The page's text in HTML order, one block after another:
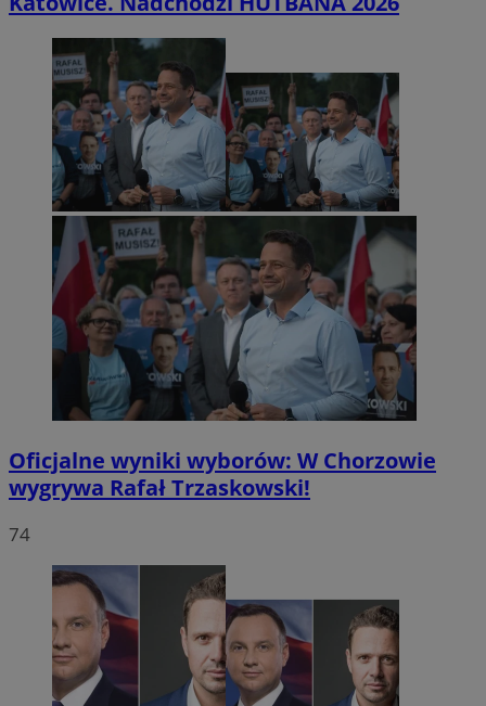
Oficjalne wyniki wyborów: W Chorzowie
wygrywa Rafał Trzaskowski!
74